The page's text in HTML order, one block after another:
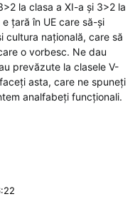
la clasa a XI-a și 3>2 la
e țară în UE care să-și
cultura națională, care să
o vorbesc. Ne dau
prevăzute la clasele V-
asta, care ne spuneți
analfabeți funcționali.